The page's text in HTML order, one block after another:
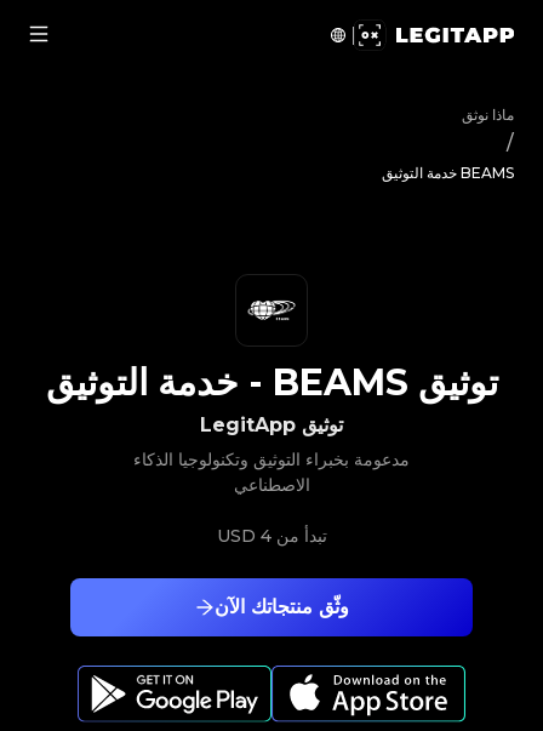
ماذا نوثق
/
BEAMS خدمة التوثيق
وثّق منتجاتك الآن
توثيق LegitApp
مدعومة بخبراء التوثيق وتكنولوجيا الذكاء
الاصطناعي
تبدأ من4 USD
توثيق BEAMS
- خدمة التوثيق